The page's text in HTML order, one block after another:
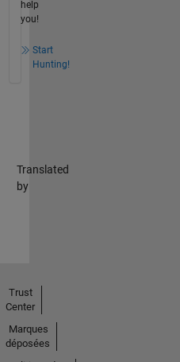
help
you!
Start
Hunting!
Translated
by
Trust
Center
Marques
déposées